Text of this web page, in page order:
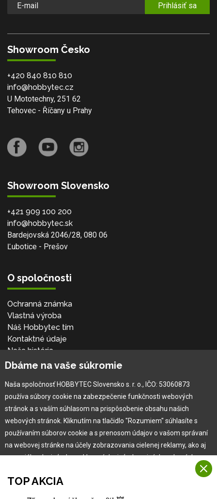
Prihlásiť sa
Showroom Česko
+420 840 810 810
info@hobbytec.cz
U Mototechny, 251 62
Tehovec - Říčany u Prahy
Showroom Slovensko
+421 909 100 200
info@hobbytec.sk
Bardejovská 2046/28, 080 06
Ľubotice - Prešov
O spoločnosti
Ochranná známka
Vlastná výroba
Náš Hobbytec tím
Kontaktné údaje
Naša história
Kariéra
Pre zákazníka
Garancia najlepšej ceny
Užívateľský manuál
Obchodné podmienky
Zákazník & partner
Novinky
TOP AKCIA
Dbáme na vaše súkromie
Naša spoločnosť HOBBYTEC Slovensko s. r. o., IČO: 53060873
používa súbory cookie na zabezpečenie funkčnosti webových
stránok a s vaším súhlasom na prispôsobenie obsahu našich
webových stránok. Kliknutím na tlačidlo "Rozumiem" súhlasíte s
používaním súborov cookie a s prenosom údajov o vašom správaní
na webovej stránke na účely zobrazovania cielenej reklamy, ako aj
na sociálnych sieťach a reklamných sieťach na iných webových
Viac informácií